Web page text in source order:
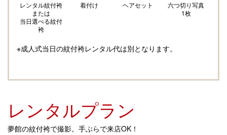
レンタル紋付袴
または
​当日選べる紋付
袴
着付け ヘアセット
六つ切り写真
1枚
※​成人式当日の紋付袴レンタル代は別となります。
レンタルプラン
夢館の紋付袴で撮影。手ぶらで来店OK！